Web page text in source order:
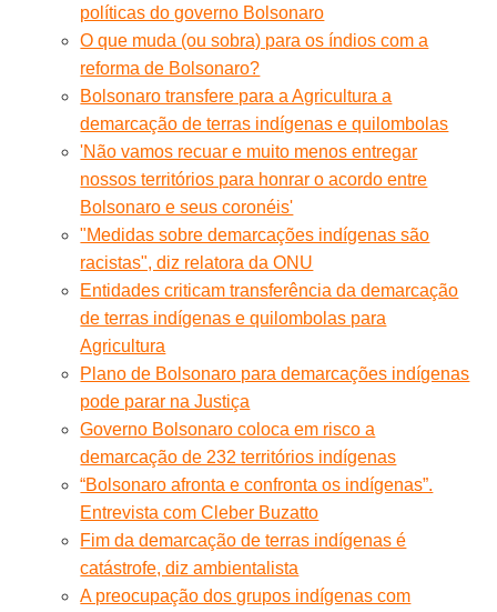
políticas do governo Bolsonaro
O que muda (ou sobra) para os índios com a
reforma de Bolsonaro?
Bolsonaro transfere para a Agricultura a
demarcação de terras indígenas e quilombolas
'Não vamos recuar e muito menos entregar
nossos territórios para honrar o acordo entre
Bolsonaro e seus coronéis'
"Medidas sobre demarcações indígenas são
racistas", diz relatora da ONU
Entidades criticam transferência da demarcação
de terras indígenas e quilombolas para
Agricultura
Plano de Bolsonaro para demarcações indígenas
pode parar na Justiça
Governo Bolsonaro coloca em risco a
demarcação de 232 territórios indígenas
“Bolsonaro afronta e confronta os indígenas”.
Entrevista com Cleber Buzatto
Fim da demarcação de terras indígenas é
catástrofe, diz ambientalista
A preocupação dos grupos indígenas com